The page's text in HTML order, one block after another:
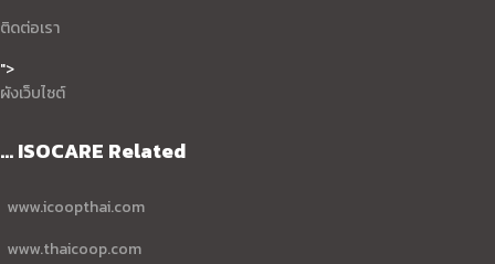
ติดต่อเรา
">
ผังเว็บไซต์
... ISOCARE Related
www.icoopthai.com
www.thaicoop.com